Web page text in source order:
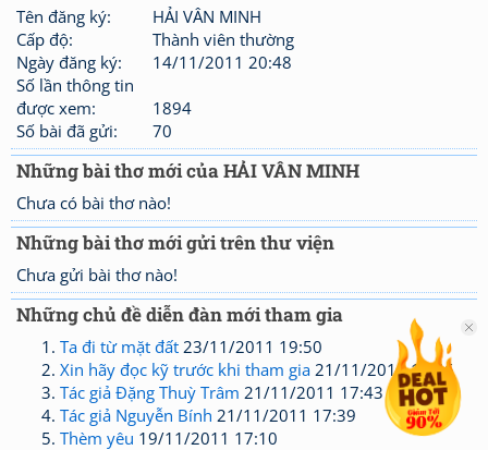
Tên đăng ký:
HẢI VÂN MINH
Cấp độ:
Thành viên thường
Ngày đăng ký:
14/11/2011 20:48
Số lần thông tin
được xem:
1894
Số bài đã gửi:
70
Những bài thơ mới của HẢI VÂN MINH
Chưa có bài thơ nào!
Những bài thơ mới gửi trên thư viện
Chưa gửi bài thơ nào!
Những chủ đề diễn đàn mới tham gia
Ta đi từ mặt đất 23/11/2011 19:50
Xin hãy đọc kỹ trước khi tham gia 21/11/2011 17:46
Tác giả Đặng Thuỳ Trâm 21/11/2011 17:43
Tác giả Nguyễn Bính 21/11/2011 17:39
Thèm yêu 19/11/2011 17:10